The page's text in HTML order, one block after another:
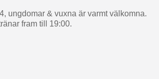
ungdomar & vuxna är varmt välkomna.
fram till 19:00.